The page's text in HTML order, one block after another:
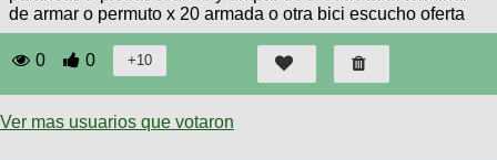
Ranking
del
Mis
Ventas
viajes
Amigos
de armar o permuto x 20 armada o otra bici escucho oferta
0 0
Ver mas usuarios que votaron